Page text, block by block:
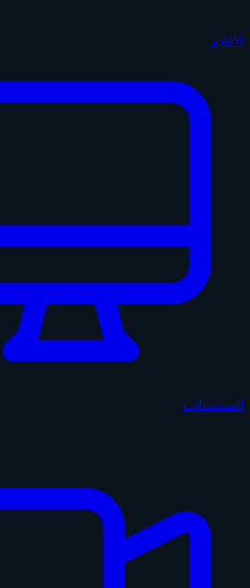
الأفلام
المسلسلات